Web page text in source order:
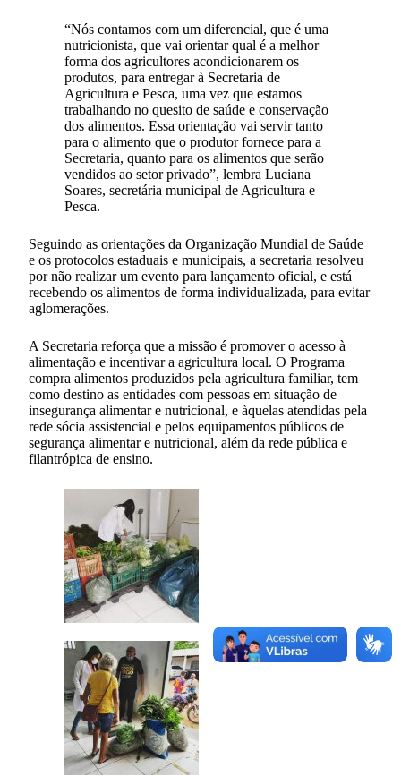
“Nós contamos com um diferencial, que é uma
nutricionista, que vai orientar qual é a melhor
forma dos agricultores acondicionarem os
produtos, para entregar à Secretaria de
Agricultura e Pesca, uma vez que estamos
trabalhando no quesito de saúde e conservação
dos alimentos. Essa orientação vai servir tanto
para o alimento que o produtor fornece para a
Secretaria, quanto para os alimentos que serão
vendidos ao setor privado”, lembra Luciana
Soares, secretária municipal de Agricultura e
Pesca.
Seguindo as orientações da Organização Mundial de Saúde
e os protocolos estaduais e municipais, a secretaria resolveu
por não realizar um evento para lançamento oficial, e está
recebendo os alimentos de forma individualizada, para evitar
aglomerações.
A Secretaria reforça que a missão é promover o acesso à
alimentação e incentivar a agricultura local. O Programa
compra alimentos produzidos pela agricultura familiar, tem
como destino as entidades com pessoas em situação de
insegurança alimentar e nutricional, e àquelas atendidas pela
rede sócia assistencial e pelos equipamentos públicos de
segurança alimentar e nutricional, além da rede pública e
filantrópica de ensino.